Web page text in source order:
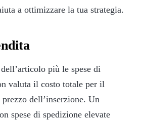
a ottimizzare la tua strategia.
più le spese di
valuta il costo totale per il
dell’inserzione. Un
spese di spedizione elevate